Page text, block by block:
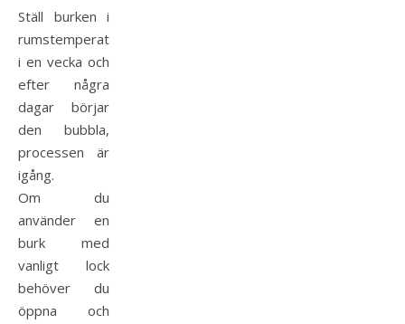
Ställ burken i
rumstemperatur
i en vecka och
efter några
dagar börjar
den bubbla,
processen är
igång.
Om du
använder en
burk med
vanligt lock
behöver du
öppna och